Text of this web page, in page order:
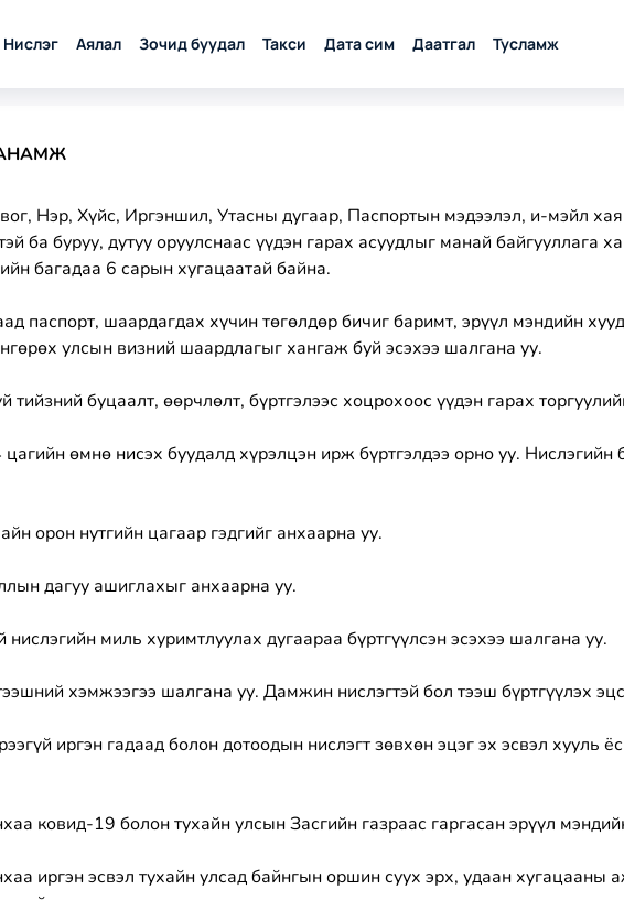
Нислэг Аялал Зочид буудал Такси Дата сим Даатгал Тусламж
Нэр, Хүйс, Иргэншил, Утасны дугаар, Паспортын мэдээлэл, и-мэйл
ба буруу, дутуу оруулснаас үүдэн гарах асуудлыг манай байгууллага
багадаа 6 сарын хугацаатай байна.
паспорт, шаардагдах хүчин төгөлдөр бичиг баримт, эрүүл мэндийн
улсын визний шаардлагыг хангаж буй эсэхээ шалгана уу.
тийзний буцаалт, өөрчлөлт, бүртгэлээс хоцрохоос үүдэн гарах
өмнө нисэх буудалд хүрэлцэн ирж бүртгэлдээ орно уу. Нислэгийн
орон нутгийн цагаар гэдгийг анхаарна уу.
дагуу ашиглахыг анхаарна уу.
миль хуримтлуулах дугаараа бүртгүүлсэн эсэхээ шалгана уу.
хэмжээгээ шалгана уу. Дамжин нислэгтэй бол тээш бүртгүүлэх
иргэн гадаад болон дотоодын нислэгт зөвхөн эцэг эх эсвэл хууль
ковид-19 болон тухайн улсын Засгийн газраас гаргасан эрүүл
иргэн эсвэл тухайн улсад байнгын оршин суух эрх, удаан хугацааны